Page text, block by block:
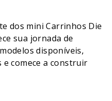
dos mini Carrinhos Die
sua jornada de
disponíveis,
comece a construir